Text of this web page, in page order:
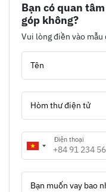
Bạn có quan
góp không?
Vui lòng điền vào mẫu
Tên
Hòm thư điện tử
Điện thoại
Bạn muốn vay bao